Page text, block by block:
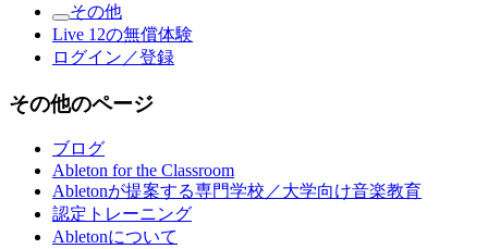
その他
Live 12の無償体験
ログイン／登録
その他のページ
ブログ
Ableton for the Classroom
Abletonが提案する専門学校／大学向け音楽教育
認定トレーニング
Abletonについて